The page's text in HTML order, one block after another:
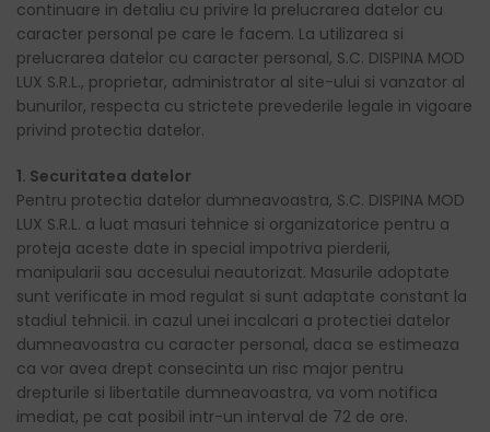
continuare in detaliu cu privire la prelucrarea datelor cu
caracter personal pe care le facem. La utilizarea si
prelucrarea datelor cu caracter personal, S.C. DISPINA MOD
LUX S.R.L., proprietar, administrator al site-ului si vanzator al
bunurilor, respecta cu strictete prevederile legale in vigoare
privind protectia datelor.
1. Securitatea datelor
Pentru protectia datelor dumneavoastra, S.C. DISPINA MOD
LUX S.R.L. a luat masuri tehnice si organizatorice pentru a
proteja aceste date in special impotriva pierderii,
manipularii sau accesului neautorizat. Masurile adoptate
sunt verificate in mod regulat si sunt adaptate constant la
stadiul tehnicii. in cazul unei incalcari a protectiei datelor
dumneavoastra cu caracter personal, daca se estimeaza
ca vor avea drept consecinta un risc major pentru
drepturile si libertatile dumneavoastra, va vom notifica
imediat, pe cat posibil intr-un interval de 72 de ore.